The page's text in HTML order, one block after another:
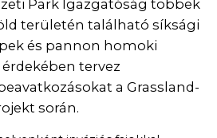
Park Igazgatóság többek
területén található síksági
és pannon homoki
tervez
a Grassland-
során.